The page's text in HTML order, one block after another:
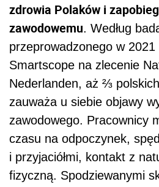
zdrowia Polaków i
zawodowemu. Według
przeprowadzonego w 2021
Smartscope na zlecenie
Nederlanden, aż ⅔
zauważa u siebie objawy
zawodowego. Pracownicy
czasu na odpoczynek,
i przyjaciółmi, kontakt z
fizyczną. Spodziewanymi